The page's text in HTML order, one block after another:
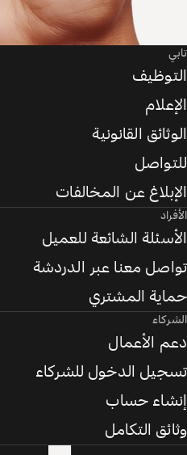
تابي
التوظيف
الإعلام
الوثائق القانونية
للتواصل
الإبلاغ عن المخالفات
الأفراد
الأسئلة الشائعة للعميل
تواصل معنا عبر الدردشة
حماية المشتري
الشركاء
دعم الأعمال
تسجيل الدخول للشركاء
إنشاء حساب
وثائق التكامل